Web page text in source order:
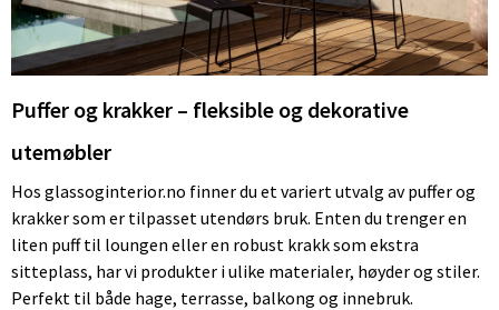
Puffer og krakker – fleksible og dekorative
utemøbler
Hos glassoginterior.no finner du et variert utvalg av puffer og
krakker som er tilpasset utendørs bruk. Enten du trenger en
liten puff til loungen eller en robust krakk som ekstra
sitteplass, har vi produkter i ulike materialer, høyder og stiler.
Perfekt til både hage, terrasse, balkong og innebruk.